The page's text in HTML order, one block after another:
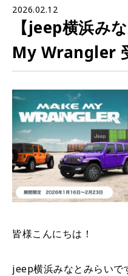
2026.02.12
【jeep横浜み
My Wrangler
皆様こんにちは！
jeep横浜みなとみらいで